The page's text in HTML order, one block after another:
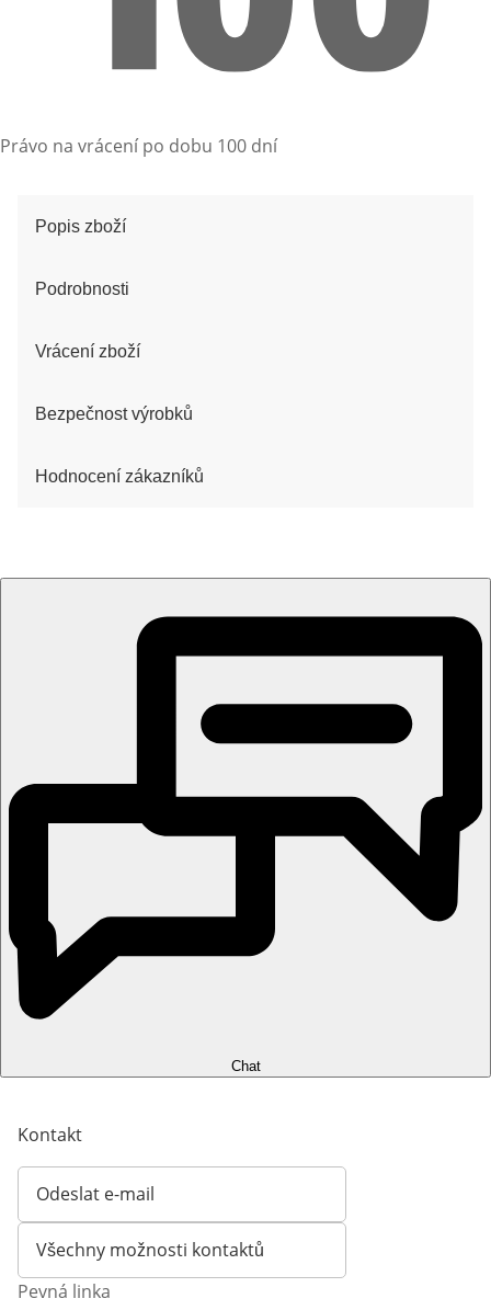
Právo na vrácení po dobu 100 dní
Popis zboží
Podrobnosti
Vrácení zboží
Bezpečnost výrobků
Hodnocení zákazníků
Chat
Kontakt
Odeslat e-mail
Otevírá e-mailového klienta
Všechny možnosti kontaktů
Pevná linka